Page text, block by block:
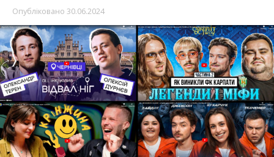
Опубліковано 30.06.2024